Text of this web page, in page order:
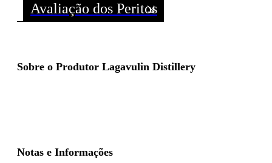
Avaliação dos Peritos
Sobre o Produtor Lagavulin Distillery
Notas e Informações